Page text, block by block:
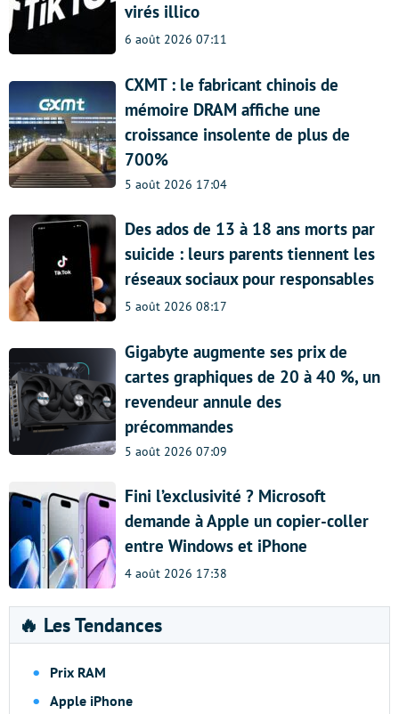
virés illico
6 août 2026 07:11
CXMT : le fabricant chinois de
mémoire DRAM affiche une
croissance insolente de plus de
700%
5 août 2026 17:04
Des ados de 13 à 18 ans morts par
suicide : leurs parents tiennent les
réseaux sociaux pour responsables
5 août 2026 08:17
Gigabyte augmente ses prix de
cartes graphiques de 20 à 40 %, un
revendeur annule des
précommandes
5 août 2026 07:09
Fini l’exclusivité ? Microsoft
demande à Apple un copier-coller
entre Windows et iPhone
4 août 2026 17:38
🔥 Les Tendances
Prix RAM
Apple iPhone